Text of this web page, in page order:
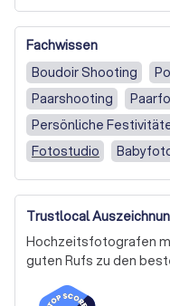
Den schönsten
einer großartigen
Familienunternehmen
Meine Ausbildung
Auszeichnung
Weil ich in diesem
gerne geblieben.
So konnte ich die
Jahre begleiten,
unersetzliche
2008 habe ich meine
Chicocihan Academy
Fähigkeiten
Herausforderung und
Fachwissen
Boudoir Shooting
Paarshooting
Persönliche
Fotostudio
Hochzeitsfotografie
Gruppen- und
Baby- und
Trustlocal
Hochzeitsfotografen
guten Rufs zu den